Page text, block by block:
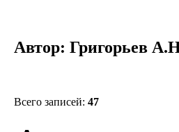
Автор: Григорьев
Всего записей: 47